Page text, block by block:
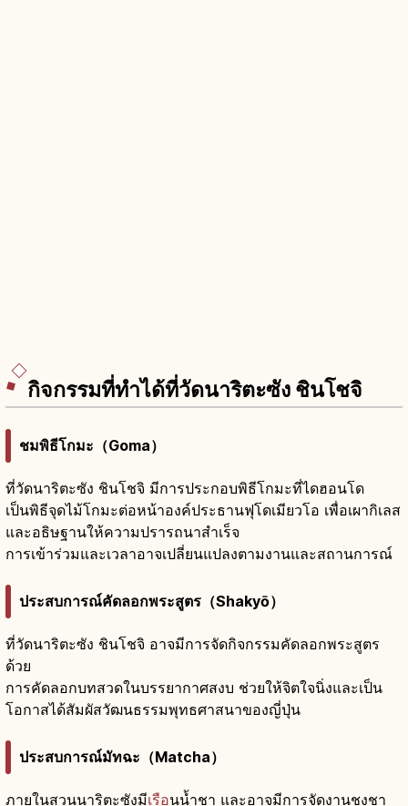
กิจกรรมที่ทำได้ที่วัดนาริตะซัง ชินโชจิ
ชมพิธีโกมะ（Goma）
ที่วัดนาริตะซัง ชินโชจิ มีการประกอบพิธีโกมะที่ไดฮอนโด
เป็นพิธีจุดไม้โกมะต่อหน้าองค์ประธานฟุโดเมียวโอ เพื่อเผากิเลส
และอธิษฐานให้ความปรารถนาสำเร็จ
การเข้าร่วมและเวลาอาจเปลี่ยนแปลงตามงานและสถานการณ์
ประสบการณ์คัดลอกพระสูตร（Shakyō）
ที่วัดนาริตะซัง ชินโชจิ อาจมีการจัดกิจกรรมคัดลอกพระสูตร
ด้วย
การคัดลอกบทสวดในบรรยากาศสงบ ช่วยให้จิตใจนิ่งและเป็น
โอกาสได้สัมผัสวัฒนธรรมพุทธศาสนาของญี่ปุ่น
ประสบการณ์มัทฉะ（Matcha）
ภายในสวนนาริตะซังมีเรือนน้ำชา และอาจมีการจัดงานชงชา